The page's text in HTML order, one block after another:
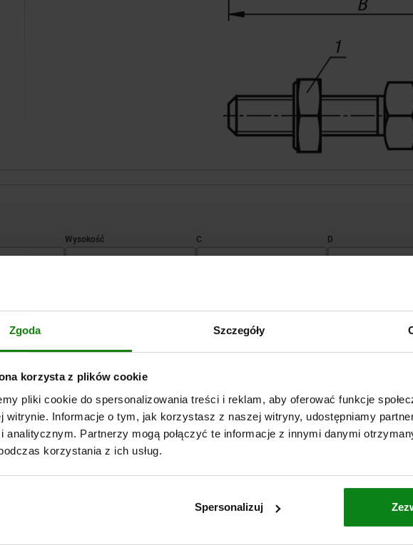
Zgoda Szczegóły
korzysta z plików cookie
pliki cookie do spersonalizowania treści i reklam, aby oferować funkcje
witrynie. Informacje o tym, jak korzystasz z naszej witryny, udostępniamy
analitycznym. Partnerzy mogą połączyć te informacje z innymi danymi
korzystania z ich usług.
Spersonalizuj
kilka razy dziennie w regularnych odstępach czasu.
A B C D E G SW SW1
10 63 15 8 40 M10 17 19
POWIĘKSZ TABELĘ